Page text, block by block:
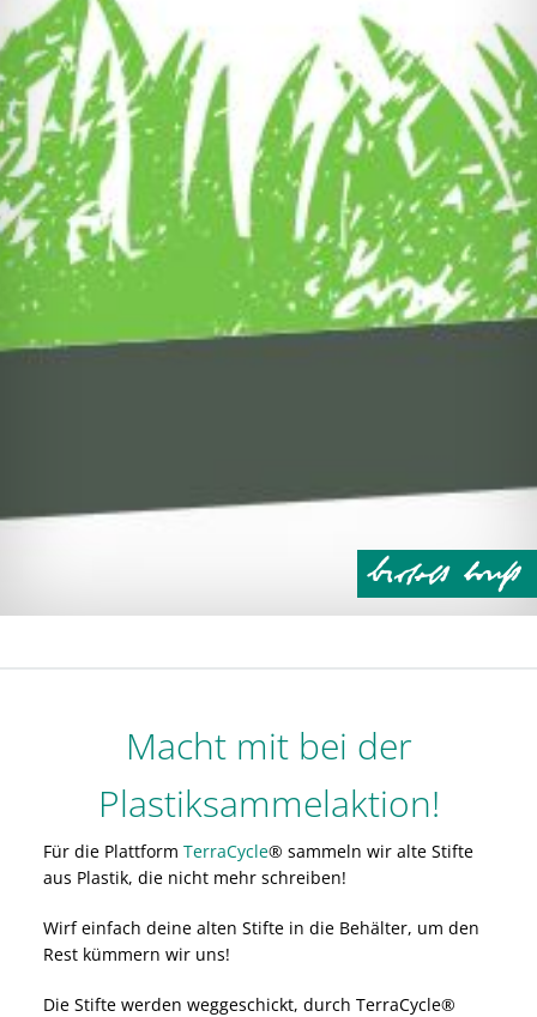
Macht mit bei der
Plastiksammelaktion!
Für die Plattform TerraCycle® sammeln wir alte Stifte
aus Plastik, die nicht mehr schreiben!
Wirf einfach deine alten Stifte in die Behälter, um den
Rest kümmern wir uns!
Die Stifte werden weggeschickt, durch TerraCycle®